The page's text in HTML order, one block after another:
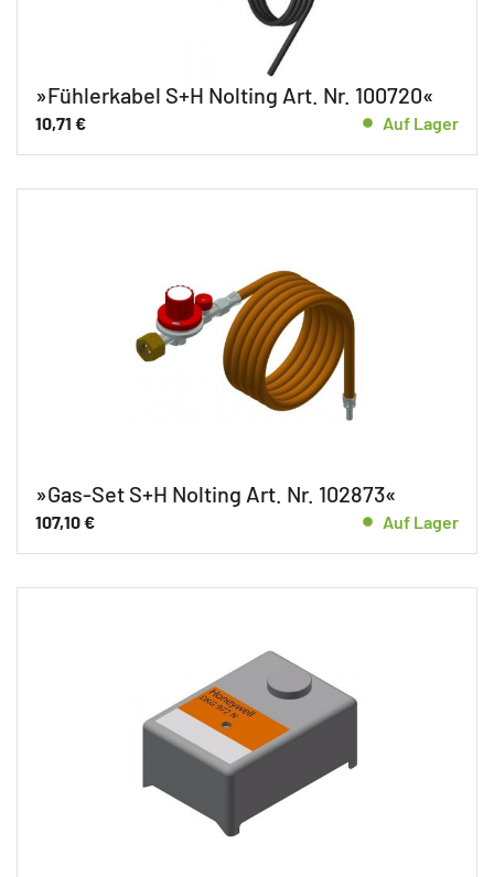
»Fühlerkabel S+H Nolting Art. Nr. 100720«
10,71 € Auf Lager
»Gas-Set S+H Nolting Art. Nr. 102873«
107,10€ Auf Lager